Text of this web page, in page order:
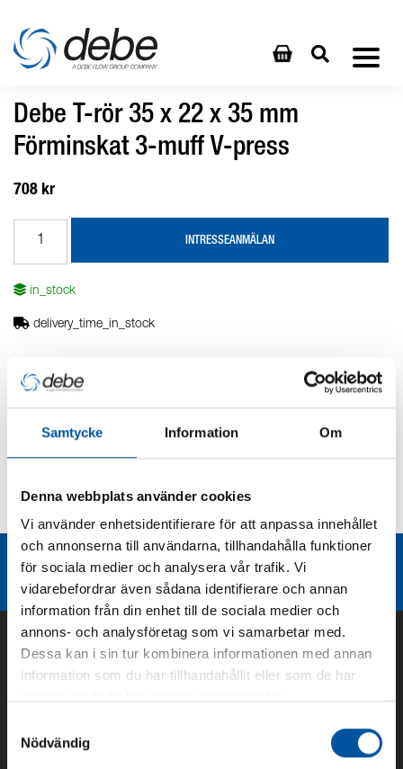
Samtycke Information Om
Denna webbplats använder cookies
Vi använder enhetsidentifierare för att anpassa innehållet
och annonserna till användarna, tillhandahålla funktioner
för sociala medier och analysera vår trafik. Vi
vidarebefordrar även sådana identifierare och annan
information från din enhet till de sociala medier och
annons- och analysföretag som vi samarbetar med.
Dessa kan i sin tur kombinera informationen med annan
information som du har tillhandahållit eller som de har
Nödvändig
Debe T-rör 35 x 22 x 35 mm
Förminskat 3-muff V-press
708 kr
INTRESSEANMÄLAN
in_stock
delivery_time_in_stock
Produktbeskrivning
Kurvor
Teknisk dokumentation
Liknande produktgrupper